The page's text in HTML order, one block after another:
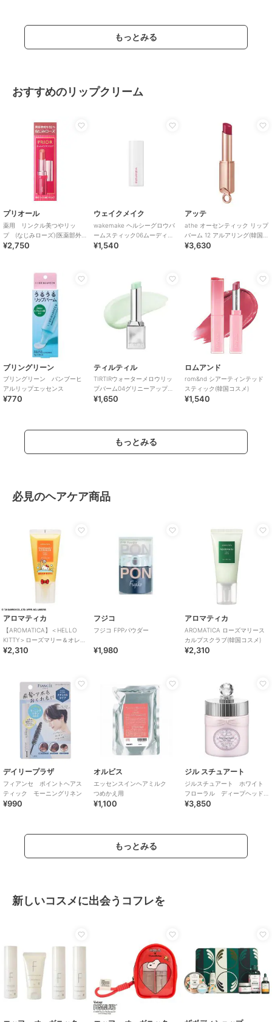
もっとみる
おすすめのリップクリーム
プリオール
薬用 リンクル美つやリッ
プ (なじみローズ)(医薬部外
品)
¥2,750
ウェイクメイク
wakemake ヘルシーグロウバ
ームスティック06ムーディー
ピンク(韓国コスメ)
¥1,540
アッテ
athe オーセンティック リップ
バーム 12 アルアリング(韓国コ
スメ)
¥3,630
ブリングリーン
ブリングリーン バンブーヒ
アルリップエッセンス
¥770
ティルティル
TIRTIRウォーターメロウリッ
プバーム04グリニーアップル
（韓国コスメ）
¥1,650
ロムアンド
rom&nd シアーティンテッド
スティック(韓国コスメ)
¥1,540
もっとみる
必見のヘアケア商品
アロマティカ
【AROMATICA】＜HELLO
KITTY＞ローズマリー＆オレン
ジスカルプ スクラブ
¥2,310
フジコ
フジコ FPPパウダー
¥1,980
アロマティカ
AROMATICA ローズマリース
カルプスクラブ(韓国コスメ)
¥2,310
デイリープラザ
フィアンセ ポイントヘアス
ティック モーニングリネン
¥990
オルビス
エッセンスインヘアミルク
つめかえ用
¥1,100
ジル スチュアート
ジルスチュアート ホワイト
フローラル ディープヘッド
クレンズ
¥3,850
もっとみる
新しいコスメに出会うコフレを